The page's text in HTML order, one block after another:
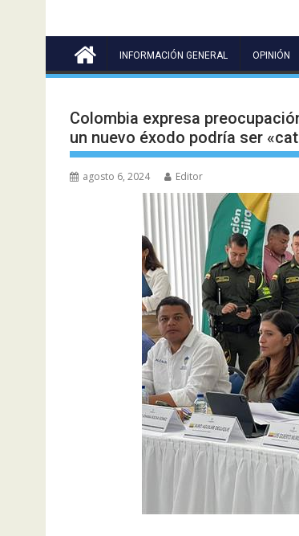
INFORMACIÓN GENERAL OPINIÓN
Colombia expresa
un nuevo éxodo podría ser
agosto 6, 2024 Editor